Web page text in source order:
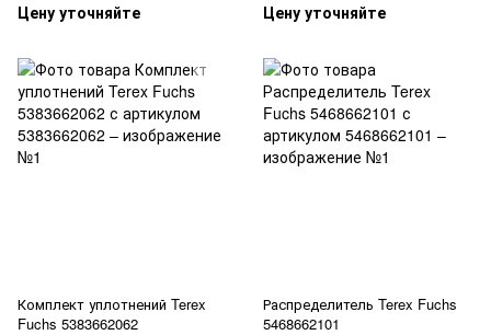
Цену уточняйте Цену уточняйте
Комплект уплотнений Terex
Fuchs 5383662062
Распределитель Terex Fuchs
5468662101